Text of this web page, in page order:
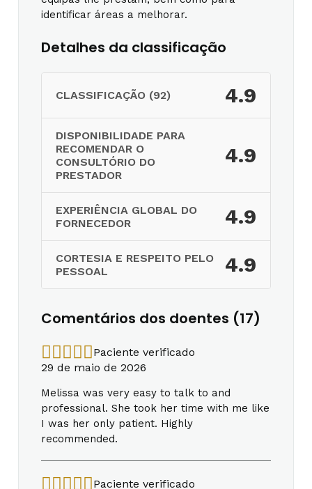
identificar áreas a melhorar.
Detalhes da classificação
CLASSIFICAÇÃO (92) 4.9
DISPONIBILIDADE PARA
RECOMENDAR O
CONSULTÓRIO DO
PRESTADOR
4.9
EXPERIÊNCIA GLOBAL DO
FORNECEDOR
4.9
CORTESIA E RESPEITO PELO
PESSOAL
4.9
Comentários dos doentes (17)
Paciente verificado
29 de maio de 2026
Melissa was very easy to talk to and
professional. She took her time with me like
I was her only patient. Highly
recommended.
Paciente verificado